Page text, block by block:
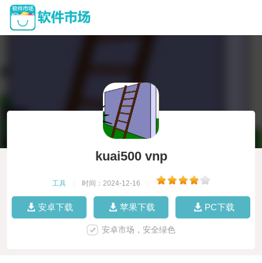
kuai500 vnp
工具 时间：2024-12-16
安卓下载 苹果下载 PC下载
安卓市场，安全绿色